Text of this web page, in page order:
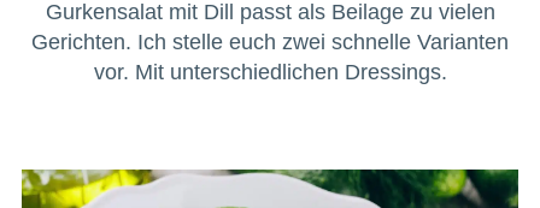
Gurkensalat mit Dill passt als Beilage zu vielen
Gerichten. Ich stelle euch zwei schnelle Varianten
vor. Mit unterschiedlichen Dressings.